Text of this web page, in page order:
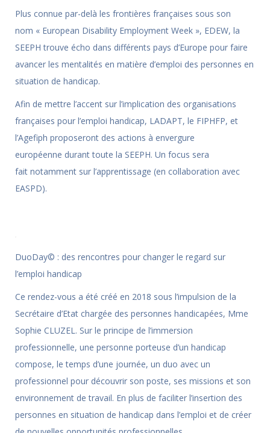
Plus connue par-delà les frontières françaises sous son
nom « European Disability Employment Week », EDEW, la
SEEPH trouve écho dans différents pays d’Europe pour faire
avancer les mentalités en matière d’emploi des personnes en
situation de handicap.
Afin de mettre l’accent sur l’implication des organisations
françaises pour l’emploi handicap, LADAPT, le FIPHFP, et
l’Agefiph proposeront des actions à envergure
européenne durant toute la SEEPH. Un focus sera
fait notamment sur l’apprentissage (en collaboration avec
EASPD).
DuoDay© : des rencontres pour changer le regard sur
l’emploi handicap
Ce rendez-vous a été créé en 2018 sous l’impulsion de la
Secrétaire d’Etat chargée des personnes handicapées, Mme
Sophie CLUZEL. Sur le principe de l’immersion
professionnelle, une personne porteuse d’un handicap
compose, le temps d’une journée, un duo avec un
professionnel pour découvrir son poste, ses missions et son
environnement de travail. En plus de faciliter l’insertion des
personnes en situation de handicap dans l’emploi et de créer